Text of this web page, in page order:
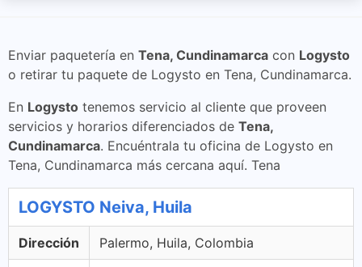
Enviar paquetería en Tena, Cundinamarca con Logysto
o retirar tu paquete de Logysto en Tena, Cundinamarca.
En Logysto tenemos servicio al cliente que proveen
servicios y horarios diferenciados de Tena,
Cundinamarca. Encuéntrala tu oficina de Logysto en
Tena, Cundinamarca más cercana aquí. Tena
LOGYSTO Neiva, Huila
Dirección Palermo, Huila, Colombia